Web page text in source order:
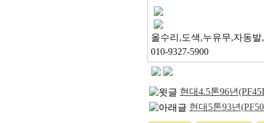
올수리,도색,누유무,자동
010-9327-5900
현대4.5톤96년
현대5톤93년